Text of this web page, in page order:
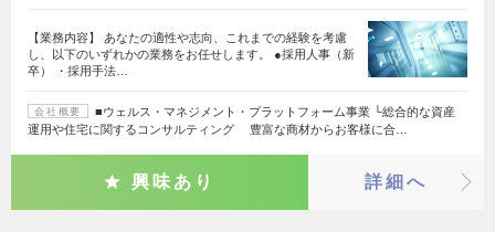
【業務内容】 あなたの適性や志向、これまでの経験を考慮
し、以下のいずれかの業務をお任せします。 ●採用人事（新
卒） ・採用手法…
会社概要
■ウェルス・マネジメント・プラットフォーム事業 └総合的な資産
運用や住宅に関するコンサルティング 豊富な商材からお客様に合…
興味あり 詳細へ